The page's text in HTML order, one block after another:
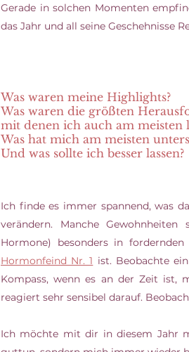
Gerade in solchen Momenten
das Jahr und all seine Geschehnisse
Was waren meine Highlights?
Was waren die größten
mit denen ich auch am meisten
Was hat mich am meisten
Und was sollte ich besser lassen?
Ich finde es immer spannend, was
verändern. Manche
Hormonfeind Nr. 1 ist. Beobachte
Kompass, wenn es an der Zeit ist,
reagiert sehr sensibel darauf.
Ich möchte mit dir in diesem Jahr